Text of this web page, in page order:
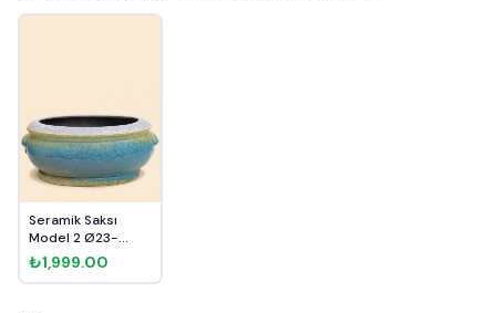
Seramik Saksı
Model 2 Ø23-
14cm
₺1,999.00